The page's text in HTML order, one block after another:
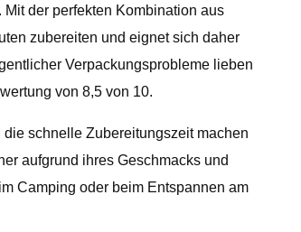
der perfekten Kombination aus
zubereiten und eignet sich daher
Verpackungsprobleme lieben
von 8,5 von 10.
schnelle Zubereitungszeit machen
aufgrund ihres Geschmacks und
Camping oder beim Entspannen am